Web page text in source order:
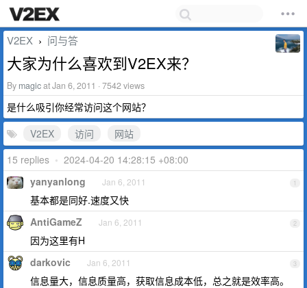
V2EX › 问与答
大家为什么喜欢到V2EX来？
By magicat Jan 6, 2011 · 7542 views
是什么吸引你经常访问这个网站？
V2EX
访问
网站
15 replies • 2024-04-20 14:28:15 +08:00
1
yanyanlong Jan 6, 2011
基本都是同好.速度又快
2
AntiGameZ Jan 6, 2011
因为这里有H
3
darkovic Jan 6, 2011
信息量大，信息质量高，获取信息成本低，总之就是效率高。